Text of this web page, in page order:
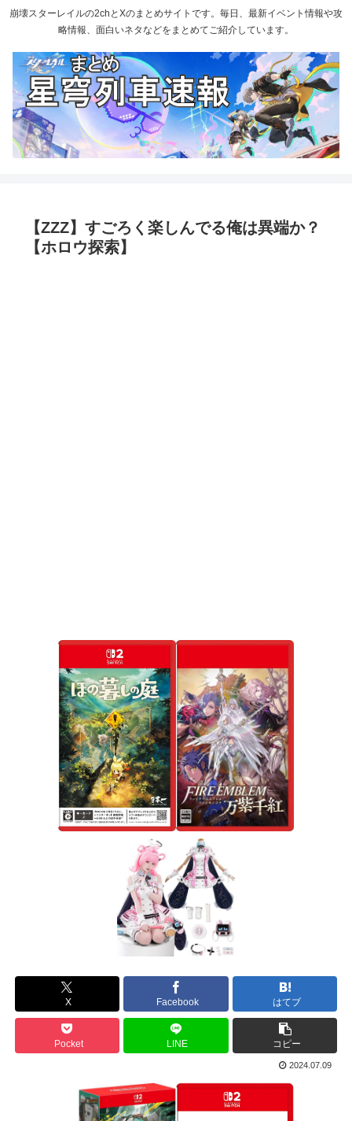
崩壊スターレイルの2chとXのまとめサイトです。毎日、最新イベント情報や攻
略情報、面白いネタなどをまとめてご紹介しています。
【ZZZ】すごろく楽しんでる俺は異端か？
【ホロウ探索】
X Facebook はてブ
Pocket LINE コピー
2024.07.09